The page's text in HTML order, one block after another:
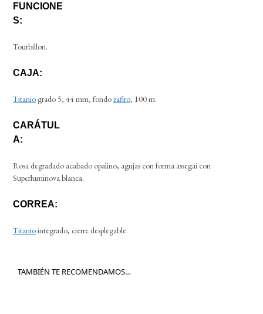
FUNCIONE
S:
Tourbillon.
CAJA:
Titanio grado 5, 44 mm, fondozafiro, 100 m.
CARÁTUL
A:
Rosa degradado acabado opalino, agujas con forma assegai con
Superluminova blanca.
CORREA:
Titaniointegrado, cierre desplegable.
TAMBIÉN TE RECOMENDAMOS…